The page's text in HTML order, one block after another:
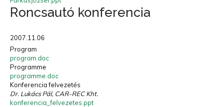
Roncsautó konferencia
2007.11.06
Program
program.doc
Programme
programme.doc
Konferencia felvezetés
Dr. Lukács Pál, CAR-REC Kht.
konferencia_felvezetes.ppt